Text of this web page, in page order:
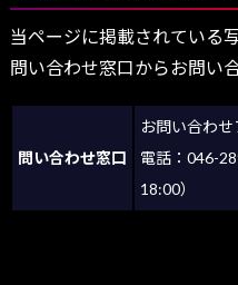
当ページに掲載されている
問い合わせ窓口からお問い
問い合わせ窓口
お問い合わせ
電話：046-
18:00）